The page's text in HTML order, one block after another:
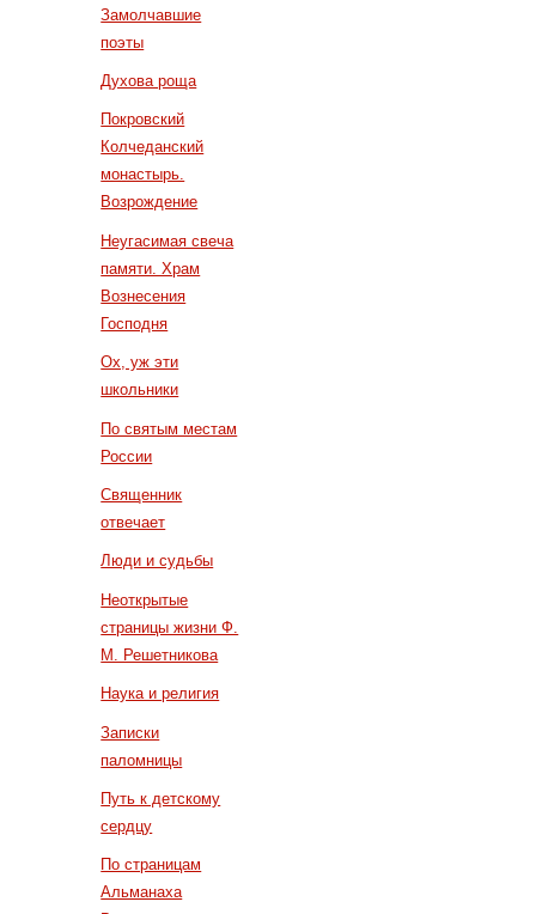
Замолчавшие
поэты
Духова роща
Покровский
Колчеданский
монастырь.
Возрождение
Неугасимая свеча
памяти. Храм
Вознесения
Господня
Ох, уж эти
школьники
По святым местам
России
Священник
отвечает
Люди и судьбы
Неоткрытые
страницы жизни Ф.
М. Решетникова
Наука и религия
Записки
паломницы
Путь к детскому
сердцу
По страницам
Альманаха